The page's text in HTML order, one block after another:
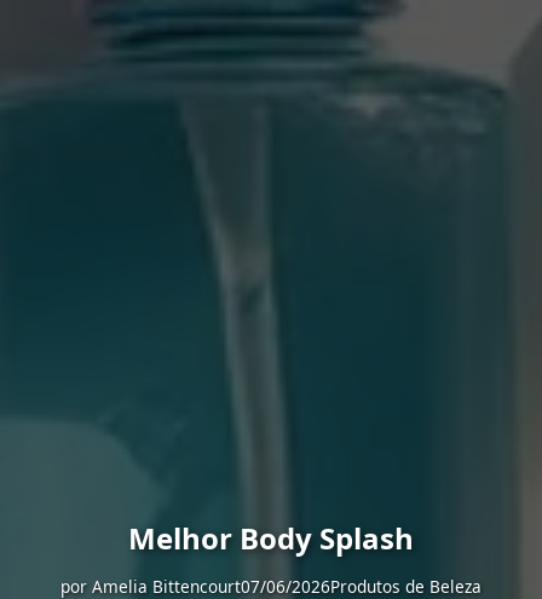
Melhor Body Splash
por Amelia Bittencourt07/06/2026Produtos de Beleza